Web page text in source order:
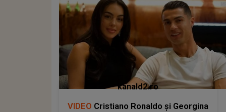
kanald2.ro
VIDEO Cristiano Ronaldo și Georgina